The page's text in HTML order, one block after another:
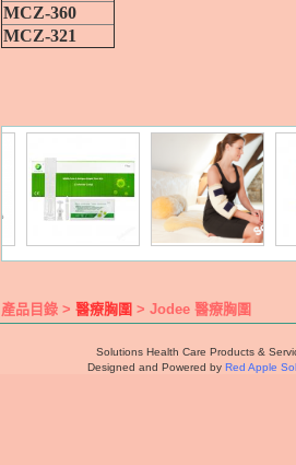
MCZ-360
MCZ-321
產品目錄 > 醫療胸圍 > Jodee 醫療胸圍
Solutions Health Care Products &
Designed and Powered by Red Apple